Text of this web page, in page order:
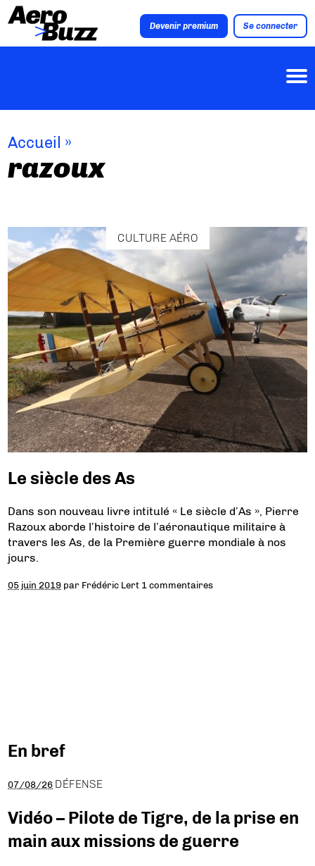
Devenir premium Se connecter
Accueil »
razoux
CULTURE AÉRO
Le siècle des As
Dans son nouveau livre intitulé « Le siècle d’As », Pierre
Razoux aborde l’histoire de l’aéronautique militaire à
travers les As, de la Première guerre mondiale à nos
jours.
05 juin 2019 par Frédéric Lert 1 commentaires
En bref
07/08/26 DÉFENSE
Vidéo – Pilote de Tigre, de la prise en
main aux missions de guerre